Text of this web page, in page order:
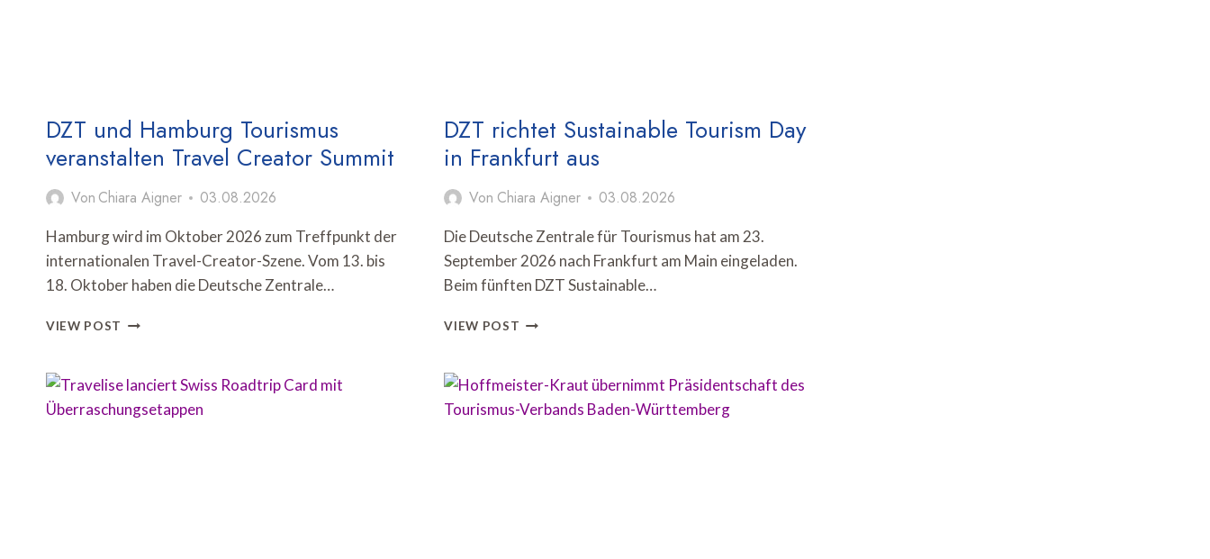
DZT und Hamburg Tourismus
veranstalten Travel Creator Summit
Von Chiara Aigner 03.08.2026
Hamburg wird im Oktober 2026 zum Treffpunkt der
internationalen Travel-Creator-Szene. Vom 13. bis
18. Oktober haben die Deutsche Zentrale…
VIEW POST DZT
TOURISMUS
TRAVEL
DZT richtet Sustainable Tourism Day
in Frankfurt aus
Von Chiara Aigner 03.08.2026
Die Deutsche Zentrale für Tourismus hat am 23.
September 2026 nach Frankfurt am Main eingeladen.
Beim fünften DZT Sustainable…
VIEW POST DZT
TOURISM
IN